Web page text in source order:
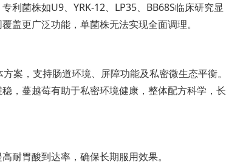
利菌株如U9、YRK-12、LP35、BB68S临床研究显
盖更广泛功能，单菌株无法实现全面调理。
案，支持肠道环境、屏障功能及私密微生态平衡。
，蔓越莓有助于私密环境健康，整体配方科学，长
耐胃酸到达率，确保长期服用效果。